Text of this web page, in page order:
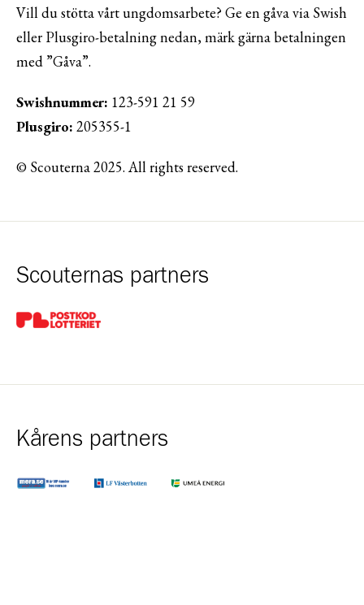
Vill du stötta vårt ungdomsarbete? Ge en gåva via Swish
eller Plusgiro-betalning nedan, märk gärna betalningen
med ”Gåva”.
Swishnummer: 123-591 21 59
Plusgiro: 205355-1
© Scouterna 2025. All rights reserved.
Scouternas partners
Gå till pl_50
Kårens partners
Gå till https://www.mera.se/Gå till https://www.lansforsakringar.se/
Gå till https://